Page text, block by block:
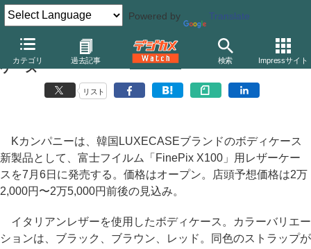
Powered by Translate
カテゴリ 過去記事 検索 Impressサイト
LUXECASE、富士フイルム「FinePix X100」用レザー
ケース
リスト
Kカンパニーは、韓国LUXECASEブランドのボディケース
新製品として、富士フイルム「FinePix X100」用レザーケー
スを7月6日に発売する。価格はオープン。店頭予想価格は2万
2,000円〜2万5,000円前後の見込み。
イタリアンレザーを使用したボディケース。カラーバリエー
ションは、ブラック、ブラウン、レッド。同色のストラップが